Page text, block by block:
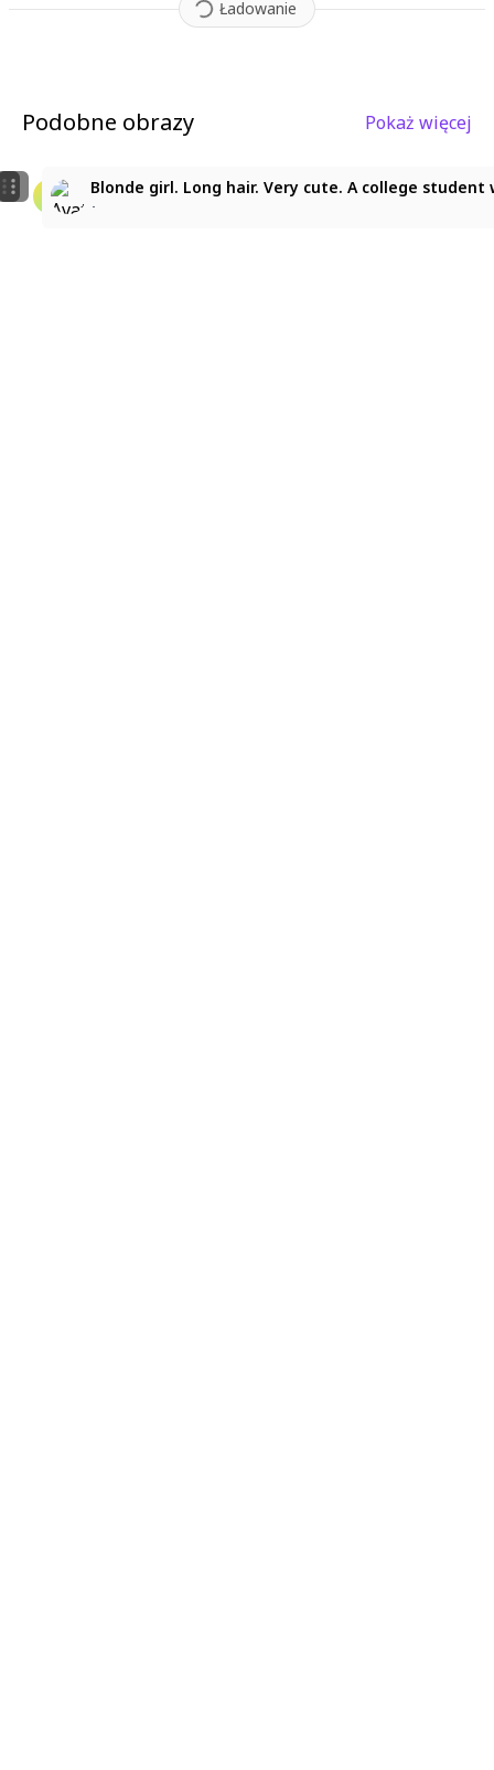
Ładowanie
Podobne obrazy Pokaż więcej
1girl, refined details, rough brushwork, scratchy
mii
1girl, masterpiece, best quality, anime style,
まひるんるん
Blonde girl. Long hair. Very cute. A college
･